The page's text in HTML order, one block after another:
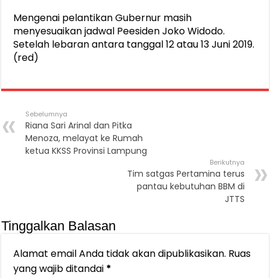
Mengenai pelantikan Gubernur masih
menyesuaikan jadwal Peesiden Joko Widodo.
Setelah lebaran antara tanggal 12 atau 13 Juni 2019.
(red)
Sebelumnya
Riana Sari Arinal dan Pitka
Menoza, melayat ke Rumah
ketua KKSS Provinsi Lampung
Berikutnya
Tim satgas Pertamina terus
pantau kebutuhan BBM di
JTTS
Tinggalkan Balasan
Alamat email Anda tidak akan dipublikasikan. Ruas
yang wajib ditandai *